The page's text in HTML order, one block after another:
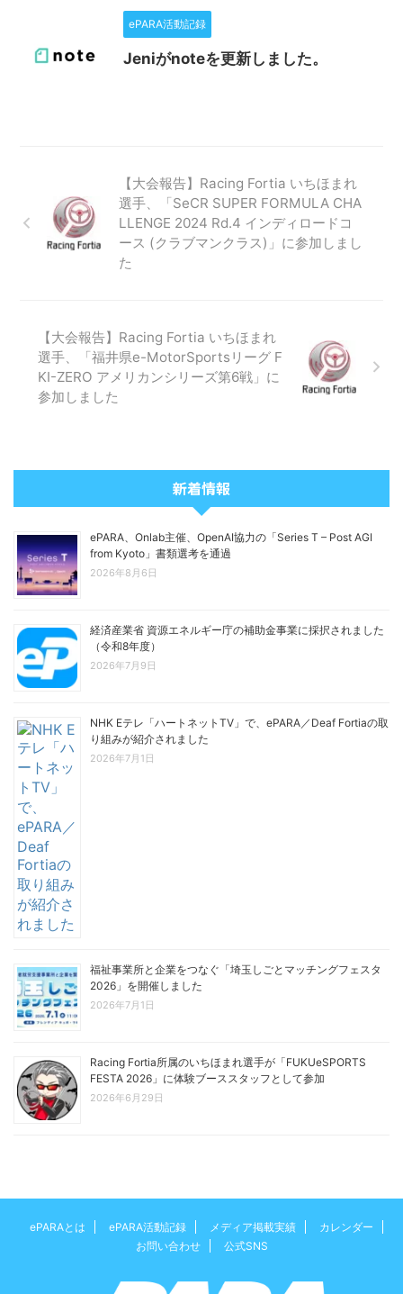
ePARA活動記録
Jeniがnoteを更新しました。
【大会報告】Racing Fortia いちほまれ
選手、「SeCR SUPER FORMULA CHA
LLENGE 2024 Rd.4 インディロードコ
ース (クラブマンクラス)」に参加しまし
た
【大会報告】Racing Fortia いちほまれ
選手、「福井県e-MotorSportsリーグ F
KI-ZERO アメリカンシリーズ第6戦」に
参加しました
新着情報
ePARA、Onlab主催、OpenAI協力の「Series T – Post AGI
from Kyoto」書類選考を通過
2026年8月6日
経済産業省 資源エネルギー庁の補助金事業に採択されました
（令和8年度）
2026年7月9日
NHK Eテレ「ハートネットTV」で、ePARA／Deaf Fortiaの取
り組みが紹介されました
2026年7月1日
福祉事業所と企業をつなぐ「埼玉しごとマッチングフェスタ
2026」を開催しました
2026年7月1日
Racing Fortia所属のいちほまれ選手が「FUKUeSPORTS
FESTA 2026」に体験ブーススタッフとして参加
2026年6月29日
ePARAとは ePARA活動記録 メディア掲載実績
カレンダー
お問い合わせ
公式SNS